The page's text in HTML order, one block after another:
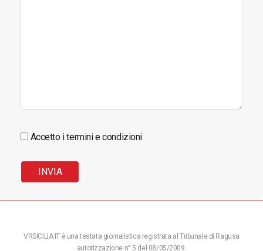
Accetto i termini e condizioni
VRSICILIA.IT è una testata giornalistica registrata al Tribunale di Ragusa
autorizzazione n° 5 del 08/05/2009.